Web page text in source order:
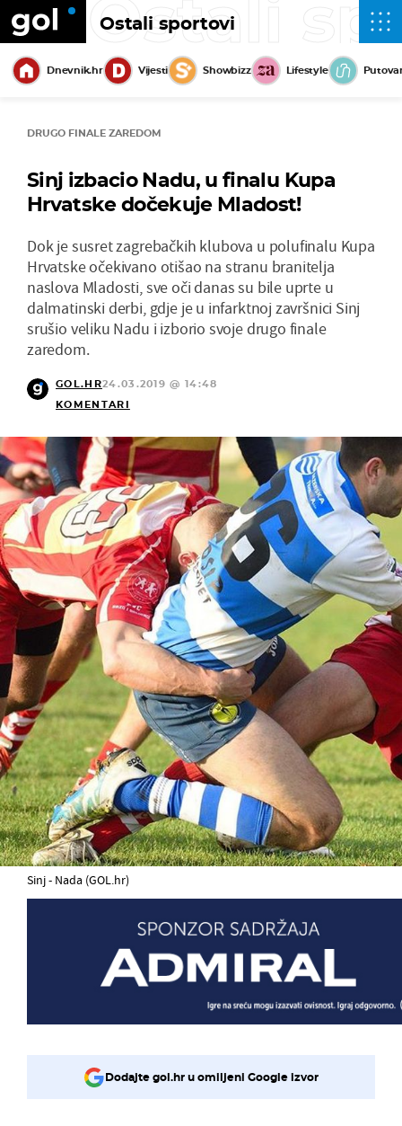
Ostali sportovi
Ostali
Dnevnik.hr Vijesti Showbizz Lifestyle
DRUGO FINALE ZAREDOM
Sinj izbacio Nadu, u finalu Kupa
Hrvatske dočekuje Mladost!
Dok je susret zagrebačkih klubova u polufinalu Kupa
Hrvatske očekivano otišao na stranu branitelja
naslova Mladosti, sve oči danas su bile uprte u
dalmatinski derbi, gdje je u infarktnoj završnici Sinj
srušio veliku Nadu i izborio svoje drugo finale
zaredom.
GOL.HR24.03.2019 @ 14:48
KOMENTARI
Sinj - Nada (GOL.hr)
Dodajte gol.hr u omiljeni Google izvor